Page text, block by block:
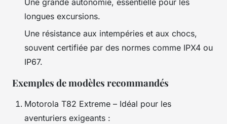
longues excursions.
Une résistance aux intempéries et aux chocs,
souvent certifiée par des normes comme IPX4 ou
IP67.
Exemples de modèles recommandés
Motorola T82 Extreme – Idéal pour les
aventuriers exigeants :